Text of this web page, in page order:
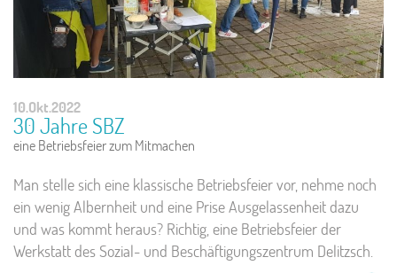
10.Okt.2022
30 Jahre SBZ
eine Betriebsfeier zum Mitmachen
Man stelle sich eine klassische Betriebsfeier vor, nehme noch
ein wenig Albernheit und eine Prise Ausgelassenheit dazu
und was kommt heraus? Richtig, eine Betriebsfeier der
Werkstatt des Sozial- und Beschäftigungszentrum Delitzsch.